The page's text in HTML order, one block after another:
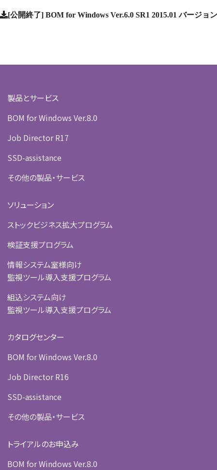
[公開終了] BOM for Windows Ver.6.0 SR1 2015.01 バージョ
製品とサービス
BOM for Windows Ver.8.0
Job Director R17
SSD-assistance
その他の製品・サービス
ソリューション
ストックビジネス拡大プログラム
検証支援プログラム
情報システム室様向け
監視ツール導入支援プログラム
組込システム向け
監視ツール導入支援プログラム
カタログセンター
BOM for Windows Ver.8.0
Job Director R16
SSD-assistance
その他の製品・サービス
トライアルのお申込み
BOM for Windows Ver.8.0